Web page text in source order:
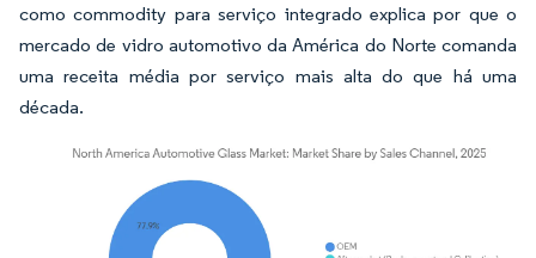
como commodity para serviço integrado explica por que o
mercado de vidro automotivo da América do Norte comanda
uma receita média por serviço mais alta do que há uma
década.